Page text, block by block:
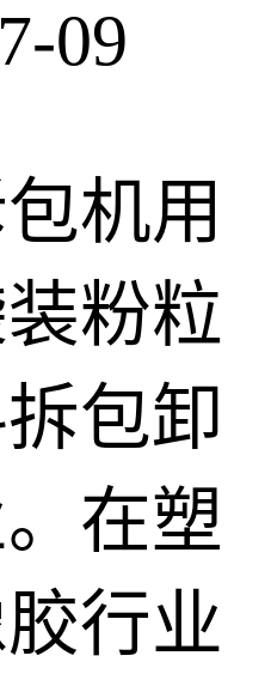
09
机用
粉粒
包卸
在塑
行业